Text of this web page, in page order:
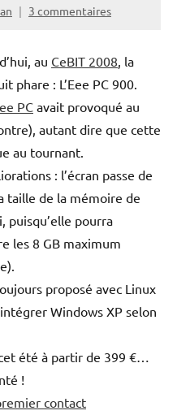
3 commentaires
au CeBIT 2008 , la
phare : L’Eee PC 900.
PC avait provoqué au
autant dire que cette
au tournant.
: l’écran passe de
taille de la mémoire de
puisqu’elle pourra
les 8 GB maximum
proposé avec Linux
Windows XP selon
été à partir de 399 €…
!
contact